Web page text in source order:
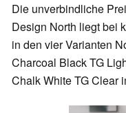
Die unverbindliche
Design North liegt bei
in den vier Varianten
Charcoal Black TG
Chalk White TG Clear